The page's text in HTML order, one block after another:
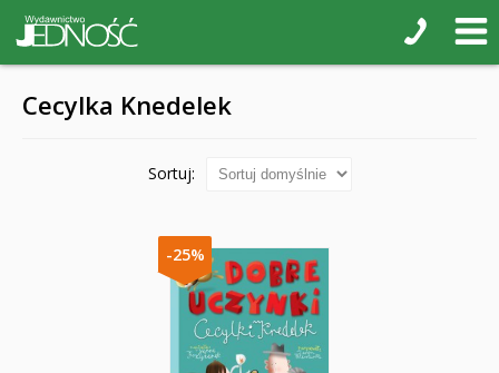
Cecylka Knedelek
Sortuj:
-25%